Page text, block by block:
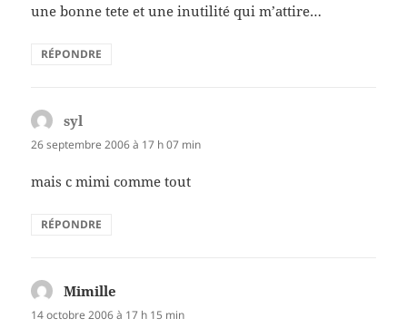
une bonne tete et une inutilité qui m’attire…
RÉPONDRE
syl
26 septembre 2006 à 17 h 07 min
mais c mimi comme tout
RÉPONDRE
Mimille
14 octobre 2006 à 17 h 15 min